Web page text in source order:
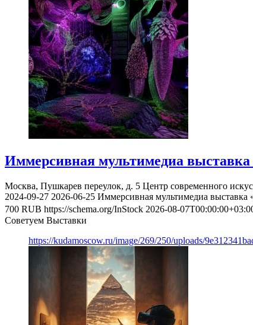
Иммерсивная мультимедиа
Москва, Пушкарев переулок, д. 5 Центр современного
2024-09-27 2026-06-25 Иммерсивная мультимедиа
700 RUB https://schema.org/InStock 2026-08-
Советуем Выставки
https://kudamoscow.ru/image/269/250/uploads/